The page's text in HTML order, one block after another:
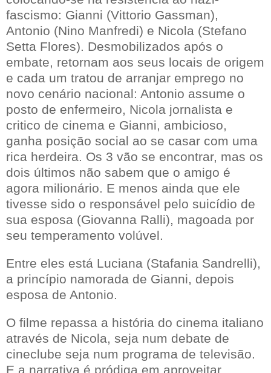
fascismo: Gianni (Vittorio Gassman),
Antonio (Nino Manfredi) e Nicola (Stefano
Setta Flores). Desmobilizados após o
embate, retornam aos seus locais de origem
e cada um tratou de arranjar emprego no
novo cenário nacional: Antonio assume o
posto de enfermeiro, Nicola jornalista e
critico de cinema e Gianni, ambicioso,
ganha posição social ao se casar com uma
rica herdeira. Os 3 vão se encontrar, mas os
dois últimos não sabem que o amigo é
agora milionário. E menos ainda que ele
tivesse sido o responsável pelo suicídio de
sua esposa (Giovanna Ralli), magoada por
seu temperamento volúvel.
Entre eles está Luciana (Stafania Sandrelli),
a princípio namorada de Gianni, depois
esposa de Antonio.
O filme repassa a história do cinema italiano
através de Nicola, seja num debate de
cineclube seja num programa de televisão.
E a narrativa é pródiga em aproveitar